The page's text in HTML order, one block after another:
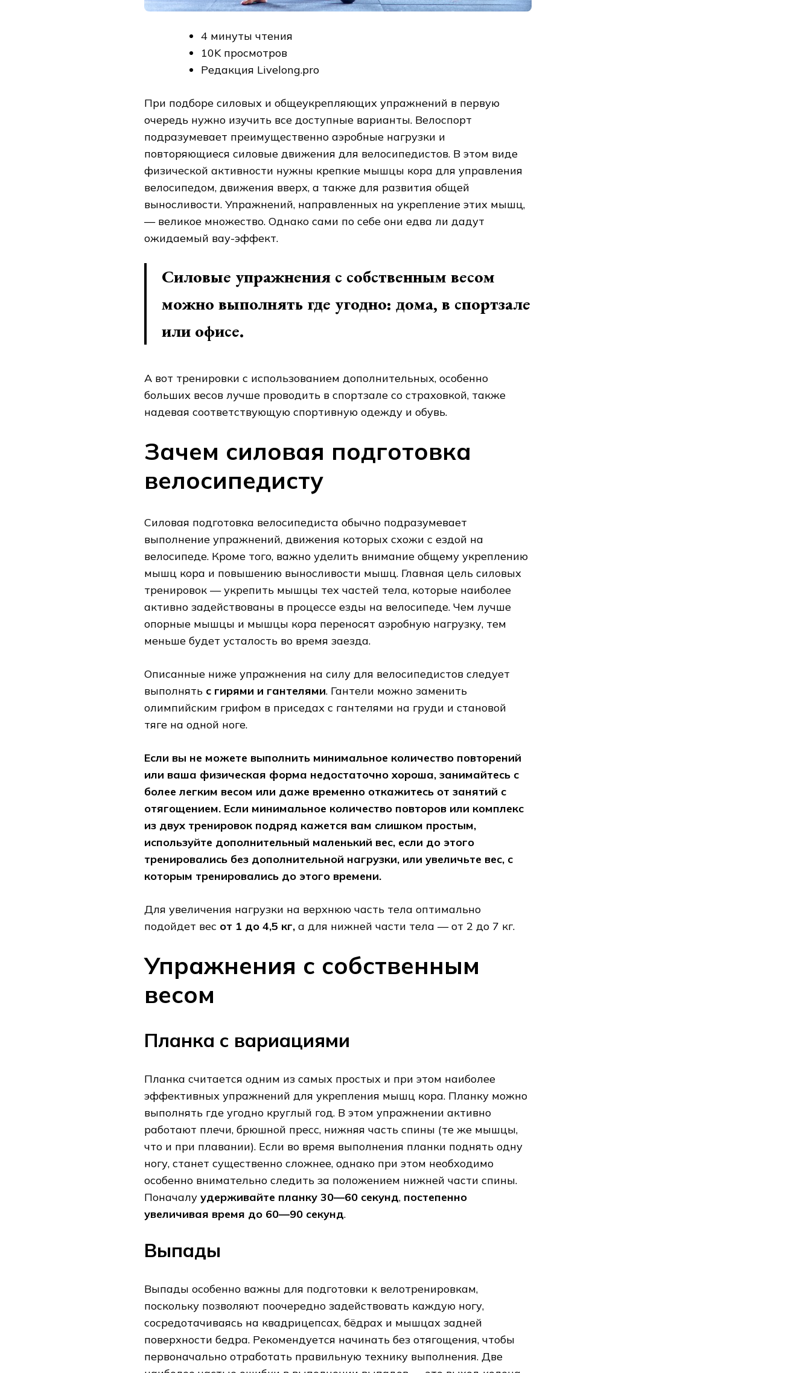
4 минуты чтения
10K просмотров
Редакция Livelong.pro
При подборе силовых и общеукрепляющих упражнений в первую
очередь нужно изучить все доступные варианты. Велоспорт
подразумевает преимущественно аэробные нагрузки и
повторяющиеся силовые движения для велосипедистов. В этом виде
физической активности нужны крепкие мышцы кора для управления
велосипедом, движения вверх, а также для развития общей
выносливости. Упражнений, направленных на укрепление этих мышц,
— великое множество. Однако сами по себе они едва ли дадут
ожидаемый вау-эффект.
Силовые упражнения с собственным весом
можно выполнять где угодно: дома, в спортзале
или офисе.
А вот тренировки с использованием дополнительных, особенно
больших весов лучше проводить в спортзале со страховкой, также
надевая соответствующую спортивную одежду и обувь.
Зачем силовая подготовка
велосипедисту
Силовая подготовка велосипедиста обычно подразумевает
выполнение упражнений, движения которых схожи с ездой на
велосипеде. Кроме того, важно уделить внимание общему укреплению
мышц кора и повышению выносливости мышц. Главная цель силовых
тренировок — укрепить мышцы тех частей тела, которые наиболее
активно задействованы в процессе езды на велосипеде. Чем лучше
опорные мышцы и мышцы кора переносят аэробную нагрузку, тем
меньше будет усталость во время заезда.
Описанные ниже упражнения на силу для велосипедистов следует
выполнять с гирями и гантелями. Гантели можно заменить
олимпийским грифом в приседах с гантелями на груди и становой
тяге на одной ноге.
Если вы не можете выполнить минимальное количество повторений
или ваша физическая форма недостаточно хороша, занимайтесь с
более легким весом или даже временно откажитесь от занятий с
отягощением. Если минимальное количество повторов или комплекс
из двух тренировок подряд кажется вам слишком простым,
используйте дополнительный маленький вес, если до этого
тренировались без дополнительной нагрузки, или увеличьте вес, с
которым тренировались до этого времени.
Для увеличения нагрузки на верхнюю часть тела оптимально
подойдет вес от 1 до 4,5 кг, а для нижней части тела — от 2 до 7 кг.
Упражнения с собственным
весом
Планка с вариациями
Планка считается одним из самых простых и при этом наиболее
эффективных упражнений для укрепления мышц кора. Планку можно
выполнять где угодно круглый год. В этом упражнении активно
работают плечи, брюшной пресс, нижняя часть спины (те же мышцы,
что и при плавании). Если во время выполнения планки поднять одну
ногу, станет существенно сложнее, однако при этом необходимо
особенно внимательно следить за положением нижней части спины.
Поначалу удерживайте планку 30—60 секунд, постепенно
увеличивая время до 60—90 секунд.
Выпады
Выпады особенно важны для подготовки к велотренировкам,
поскольку позволяют поочередно задействовать каждую ногу,
сосредотачиваясь на квадрицепсах, бёдрах и мышцах задней
поверхности бедра. Рекомендуется начинать без отягощения, чтобы
первоначально отработать правильную технику выполнения. Две